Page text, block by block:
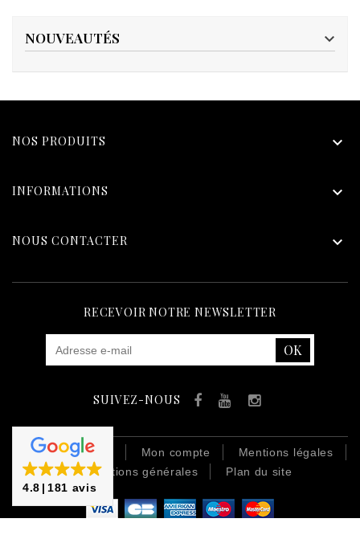
NOUVEAUTÉS 
NOS PRODUITS 
INFORMATIONS 
NOUS CONTACTER 
RECEVOIR NOTRE NEWSLETTER
SUIVEZ-NOUS Facebook
YouTubeInstagram
Contactez-nous Mon compte
Mentions légales
Conditions générales
Plan du site
4.8
181 avis